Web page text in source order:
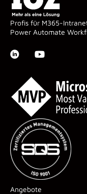
Profis für M365-
Power Automate
Angebote